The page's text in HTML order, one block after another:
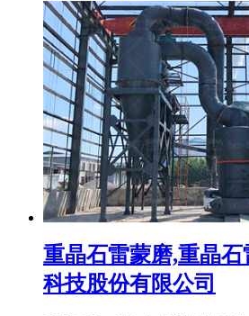
重晶石雷蒙磨,重晶
科技股份有限公司